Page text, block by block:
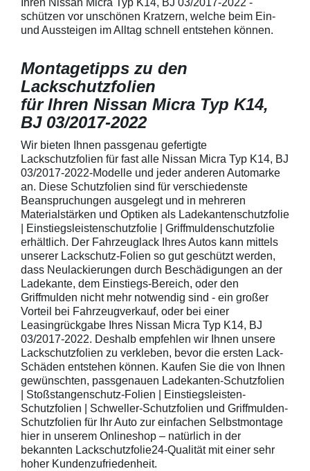
bestmöglichem
Kratzer und
Fahrzeuglack
schützen vor unschönen Kratzern, welche beim Ein-
und Aussteigen im Alltag schnell entstehen können.
Montagetipps zu den
Lackschutzfolien
für Ihren Nissan Micra Typ K14,
BJ 03/2017-2022
Wir bieten Ihnen passgenau gefertigte
Lackschutzfolien für fast alle Nissan Micra Typ K14, BJ
03/2017-2022-Modelle und jeder anderen Automarke
an. Diese Schutzfolien sind für verschiedenste
Beanspruchungen ausgelegt und in mehreren
Materialstärken und Optiken als Ladekantenschutzfolie
| Einstiegsleistenschutzfolie | Griffmuldenschutzfolie
erhältlich. Der Fahrzeuglack Ihres Autos kann mittels
unserer Lackschutz-Folien so gut geschützt werden,
dass Neulackierungen durch Beschädigungen an der
Ladekante, dem Einstiegs-Bereich, oder den
Griffmulden nicht mehr notwendig sind - ein großer
Vorteil bei Fahrzeugverkauf, oder bei einer
Leasingrückgabe Ihres Nissan Micra Typ K14, BJ
03/2017-2022. Deshalb empfehlen wir Ihnen unsere
Lackschutzfolien zu verkleben, bevor die ersten Lack-
Schäden entstehen können. Kaufen Sie die von Ihnen
gewünschten, passgenauen Ladekanten-Schutzfolien
| Stoßstangenschutz-Folien | Einstiegsleisten-
Schutzfolien | Schweller-Schutzfolien und Griffmulden-
Schutzfolien für Ihr Auto zur einfachen Selbstmontage
hier in unserem Onlineshop – natürlich in der
bekannten Lackschutzfolie24-Qualität mit einer sehr
hoher Kundenzufriedenheit.